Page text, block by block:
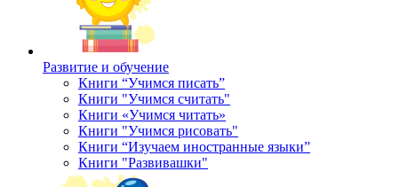
Развитие и обучение
Книги “Учимся писать”
Книги "Учимся считать"
Книги «Учимся читать»
Книги "Учимся рисовать"
Книги “Изучаем иностранные языки”
Книги "Развивашки"